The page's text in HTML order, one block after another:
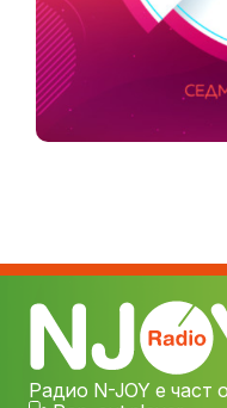
Радио N-JOY е част